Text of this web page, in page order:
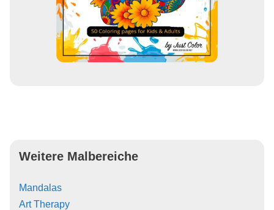
Weitere Malbereiche
Mandalas
Art Therapy